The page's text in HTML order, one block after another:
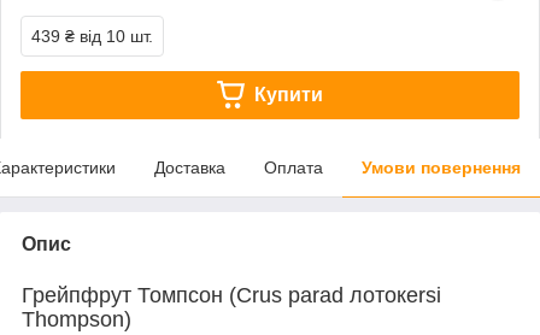
439 ₴ від 10 шт.
Купити
Доставка Оплата Умови повернення
Опис
Грейпфрут Томпсон (Crus parad лотокersi
Thompson)